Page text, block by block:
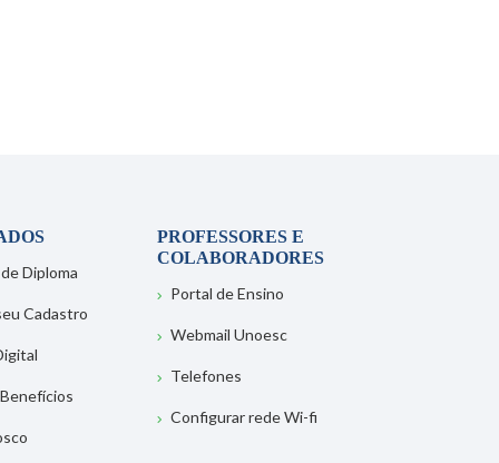
Diploma
Cadastro
PROFESSORES E
COLABORADORES
Portal de Ensino
Webmail Unoesc
Telefones
Configurar rede Wi-fi